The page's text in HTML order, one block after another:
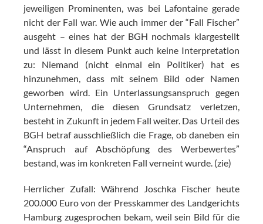
jeweiligen Prominenten, was bei Lafontaine gerade
nicht der Fall war. Wie auch immer der “Fall Fischer”
ausgeht – eines hat der BGH nochmals klargestellt
und lässt in diesem Punkt auch keine Interpretation
zu: Niemand (nicht einmal ein Politiker) hat es
hinzunehmen, dass mit seinem Bild oder Namen
geworben wird. Ein Unterlassungsanspruch gegen
Unternehmen, die diesen Grundsatz verletzen,
besteht in Zukunft in jedem Fall weiter. Das Urteil des
BGH betraf ausschließlich die Frage, ob daneben ein
“Anspruch auf Abschöpfung des Werbewertes”
bestand, was im konkreten Fall verneint wurde. (zie)
Herrlicher Zufall: Während Joschka Fischer heute
200.000 Euro von der Presskammer des Landgerichts
Hamburg zugesprochen bekam, weil sein Bild für die